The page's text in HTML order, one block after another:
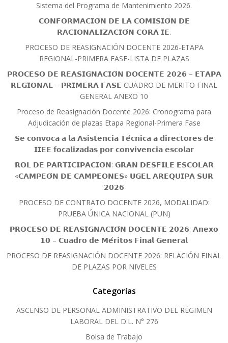
Sistema del Programa de Mantenimiento 2026.
𝗖𝗢𝗡𝗙𝗢𝗥𝗠𝗔𝗖𝗜𝗢́𝗡 𝗗𝗘 𝗟𝗔 𝗖𝗢𝗠𝗜𝗦𝗜𝗢́𝗡 𝗗𝗘
𝗥𝗔𝗖𝗜𝗢𝗡𝗔𝗟𝗜𝗭𝗔𝗖𝗜𝗢́𝗡 𝗖𝗢𝗥𝗔 𝗜𝗘.
PROCESO DE REASIGNACIÓN DOCENTE 2026-ETAPA
REGIONAL-PRIMERA FASE-LISTA DE PLAZAS
𝗣𝗥𝗢𝗖𝗘𝗦𝗢 𝗗𝗘 𝗥𝗘𝗔𝗦𝗜𝗚𝗡𝗔𝗖𝗜𝗢́𝗡 𝗗𝗢𝗖𝗘𝗡𝗧𝗘 𝟮𝟬𝟮𝟲 – 𝗘𝗧𝗔𝗣𝗔
𝗥𝗘𝗚𝗜𝗢𝗡𝗔𝗟 – 𝗣𝗥𝗜𝗠𝗘𝗥𝗔 𝗙𝗔𝗦𝗘 CUADRO DE MERITO FINAL
GENERAL ANEXO 10
Proceso de Reasignación Docente 2026: Cronograma para
Adjudicación de plazas Etapa Regional-Primera Fase
𝗦𝗲 𝗰𝗼𝗻𝘃𝗼𝗰𝗮 𝗮 𝗹𝗮 𝗔𝘀𝗶𝘀𝘁𝗲𝗻𝗰𝗶𝗮 𝗧𝗲́𝗰𝗻𝗶𝗰𝗮 𝗮 𝗱𝗶𝗿𝗲𝗰𝘁𝗼𝗿𝗲𝘀 𝗱𝗲
𝗜𝗜𝗘𝗘 𝗳𝗼𝗰𝗮𝗹𝗶𝘇𝗮𝗱𝗮𝘀 𝗽𝗼𝗿 𝗰𝗼𝗻𝘃𝗶𝘃𝗲𝗻𝗰𝗶𝗮 𝗲𝘀𝗰𝗼𝗹𝗮𝗿
𝗥𝗢𝗟 𝗗𝗘 𝗣𝗔𝗥𝗧𝗜𝗖𝗜𝗣𝗔𝗖𝗜𝗢́𝗡: 𝗚𝗥𝗔𝗡 𝗗𝗘𝗦𝗙𝗜𝗟𝗘 𝗘𝗦𝗖𝗢𝗟𝗔𝗥
«𝗖𝗔𝗠𝗣𝗘𝗢́𝗡 𝗗𝗘 𝗖𝗔𝗠𝗣𝗘𝗢𝗡𝗘𝗦» 𝗨𝗚𝗘𝗟 𝗔𝗥𝗘𝗤𝗨𝗜𝗣𝗔 𝗦𝗨𝗥
𝟮𝟬𝟮𝟲
PROCESO DE CONTRATO DOCENTE 2026, MODALIDAD:
PRUEBA ÚNICA NACIONAL (PUN)
𝗣𝗥𝗢𝗖𝗘𝗦𝗢 𝗗𝗘 𝗥𝗘𝗔𝗦𝗜𝗚𝗡𝗔𝗖𝗜𝗢́𝗡 𝗗𝗢𝗖𝗘𝗡𝗧𝗘 𝟮𝟬𝟮𝟲: 𝗔𝗻𝗲𝘅𝗼
𝟭𝟬 – 𝗖𝘂𝗮𝗱𝗿𝗼 𝗱𝗲 𝗠𝗲́𝗿𝗶𝘁𝗼𝘀 𝗙𝗶𝗻𝗮𝗹 𝗚𝗲𝗻𝗲𝗿𝗮𝗹
PROCESO DE REASIGNACIÓN DOCENTE 2026: RELACIÓN FINAL
DE PLAZAS POR NIVELES
Categorías
ASCENSO DE PERSONAL ADMINISTRATIVO DEL RÈGIMEN
LABORAL DEL D.L. N° 276
Bolsa de Trabajo